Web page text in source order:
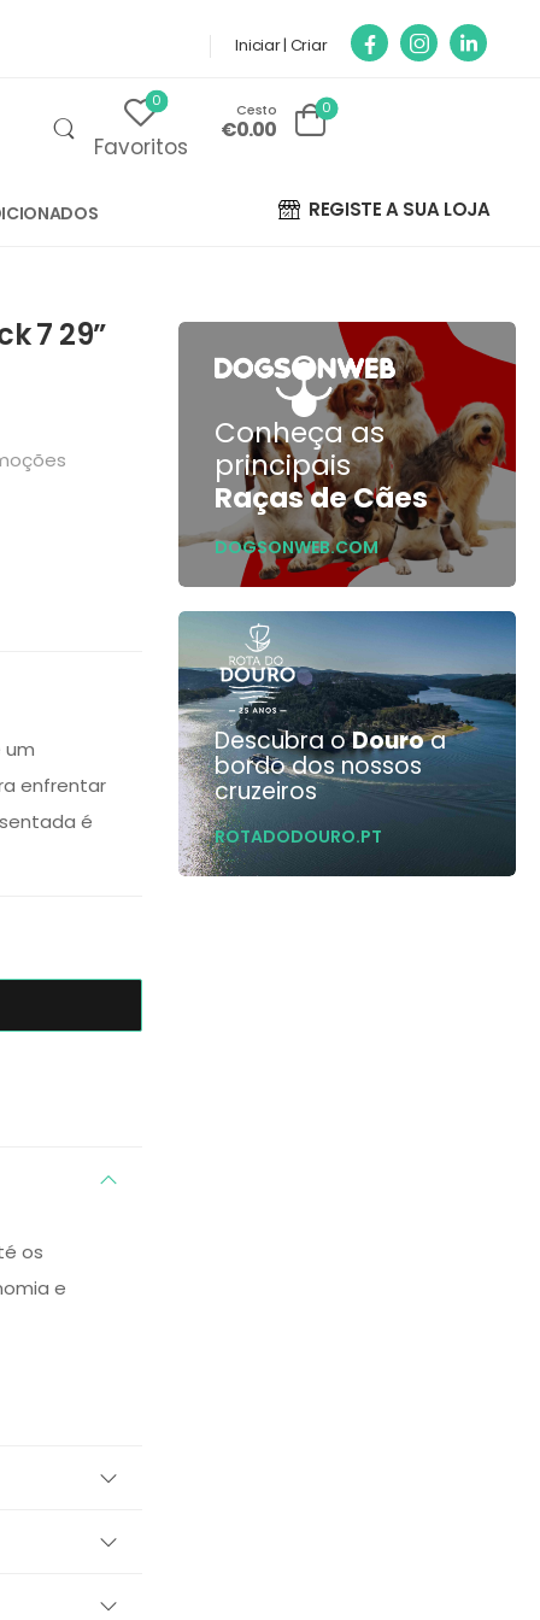
Iniciar | Criar
0
Favoritos
Cesto
€0.00
0
REGISTE A SUA LOJA
Conheça as
principais
Raças de Cães
DOGSONWEB.COM
Descubra oDouroa
bordo dos nossos
cruzeiros
ROTADODOURO.PT
7 29”
um
enfrentar
é
os
e